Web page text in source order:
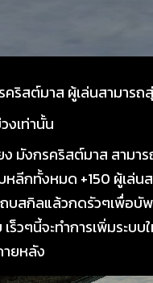
คริสต์มาส ผู้เล่นสามารถ
งเท่านั้น
ง มังกรคริสต์มาส สามา
หลีกทั้งหมด +150 ผู้เล่น
บสกิลแล้วกดรัวๆเพื่อบั
ร็วๆนี้จะทำการเพิ่มระบ
ยหลัง